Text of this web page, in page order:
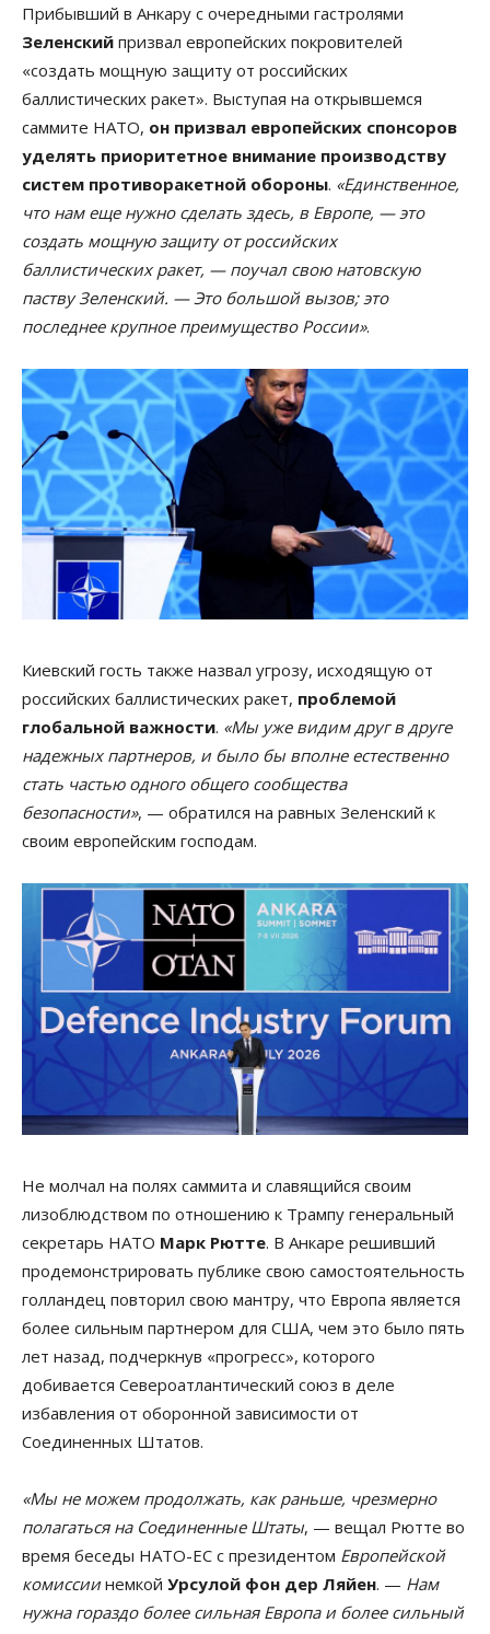
Прибывший в Анкару с очередными гастролями
Зеленский призвал европейских покровителей
«создать мощную защиту от российских
баллистических ракет». Выступая на открывшемся
саммите НАТО, он призвал европейских спонсоров
уделять приоритетное внимание производству
систем противоракетной обороны. «Единственное,
что нам еще нужно сделать здесь, в Европе, — это
создать мощную защиту от российских
баллистических ракет, — поучал свою натовскую
паству Зеленский. — Это большой вызов; это
последнее крупное преимущество России».
Киевский гость также назвал угрозу, исходящую от
российских баллистических ракет, проблемой
глобальной важности. «Мы уже видим друг в друге
надежных партнеров, и было бы вполне естественно
стать частью одного общего сообщества
безопасности», — обратился на равных Зеленский к
своим европейским господам.
Не молчал на полях саммита и славящийся своим
лизоблюдством по отношению к Трампу генеральный
секретарь НАТО Марк Рютте. В Анкаре решивший
продемонстрировать публике свою самостоятельность
голландец повторил свою мантру, что Европа является
более сильным партнером для США, чем это было пять
лет назад, подчеркнув «прогресс», которого
добивается Североатлантический союз в деле
избавления от оборонной зависимости от
Соединенных Штатов.
«Мы не можем продолжать, как раньше, чрезмерно
полагаться на Соединенные Штаты, — вещал Рютте во
время беседы НАТО-ЕС с президентом Европейской
комиссиинемкой Урсулой фон дер Ляйен. — Нам
нужна гораздо более сильная Европа и более сильный